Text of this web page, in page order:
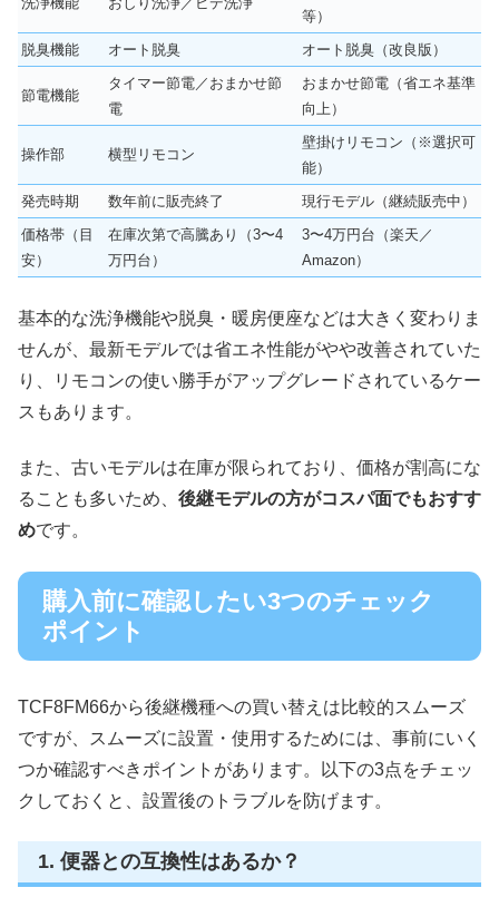
等）
脱臭機能
オート脱臭 オート脱臭（改良版）
節電機能
タイマー節電／おまかせ節
電
おまかせ節電（省エネ基準
向上）
操作部 横型リモコン
壁掛けリモコン（※選択可
能）
発売時期
数年前に販売終了
現行モデル（継続販売中）
価格帯（目
安）
在庫次第で高騰あり（3〜4
万円台）
3〜4万円台（楽天／
Amazon）
基本的な洗浄機能や脱臭・暖房便座などは大きく変わりま
せんが、最新モデルでは省エネ性能がやや改善されていた
り、リモコンの使い勝手がアップグレードされているケー
スもあります。
また、古いモデルは在庫が限られており、価格が割高にな
ることも多いため、 後継モデルの方がコスパ面でもおすす
めです。
購入前に確認したい3つのチェック
ポイント
TCF8FM66から後継機種への買い替えは比較的スムーズ
ですが、スムーズに設置・使用するためには、事前にいく
つか確認すべきポイントがあります。以下の3点をチェッ
クしておくと、設置後のトラブルを防げます。
1. 便器との互換性はあるか？